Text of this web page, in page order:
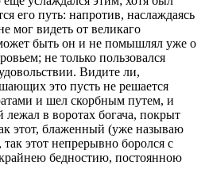
его путь: напротив, наслаждаясь
мог видеть от великаго
быть он и не помышлял уже о
не только пользовался
Видите ли,
это пусть не решается
и шел скорбным путем, и
в воротах богача, покрыт
этот, блаженный (уже называю
этот непрерывно боролся с
крайнею бедностию, постоянною